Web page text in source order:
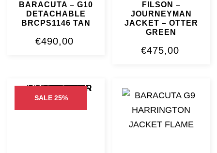
BARACUTA – G10
DETACHABLE
BRCPS1146 TAN
€490,00
FILSON –
JOURNEYMAN
JACKET – OTTER
GREEN
€475,00
SALE 25%